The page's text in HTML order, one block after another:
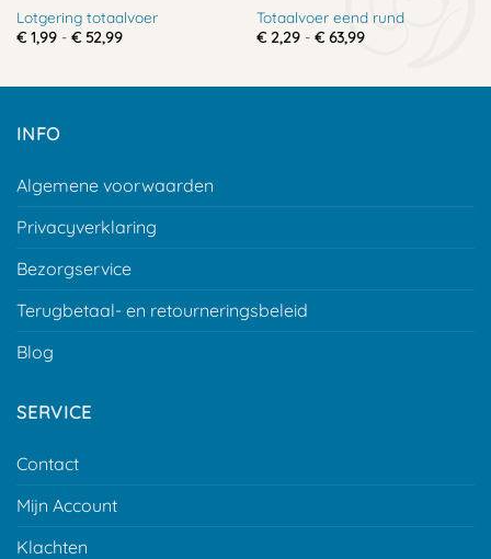
Lotgering totaalvoer
€1,99 - €52,99Prijsklasse:
Totaalvoer eend rund
€2,29 - €63,99Prijsklasse:
INFO
Algemene voorwaarden
Privacyverklaring
Bezorgservice
Terugbetaal- en retourneringsbeleid
Blog
SERVICE
Contact
Mijn Account
Klachten